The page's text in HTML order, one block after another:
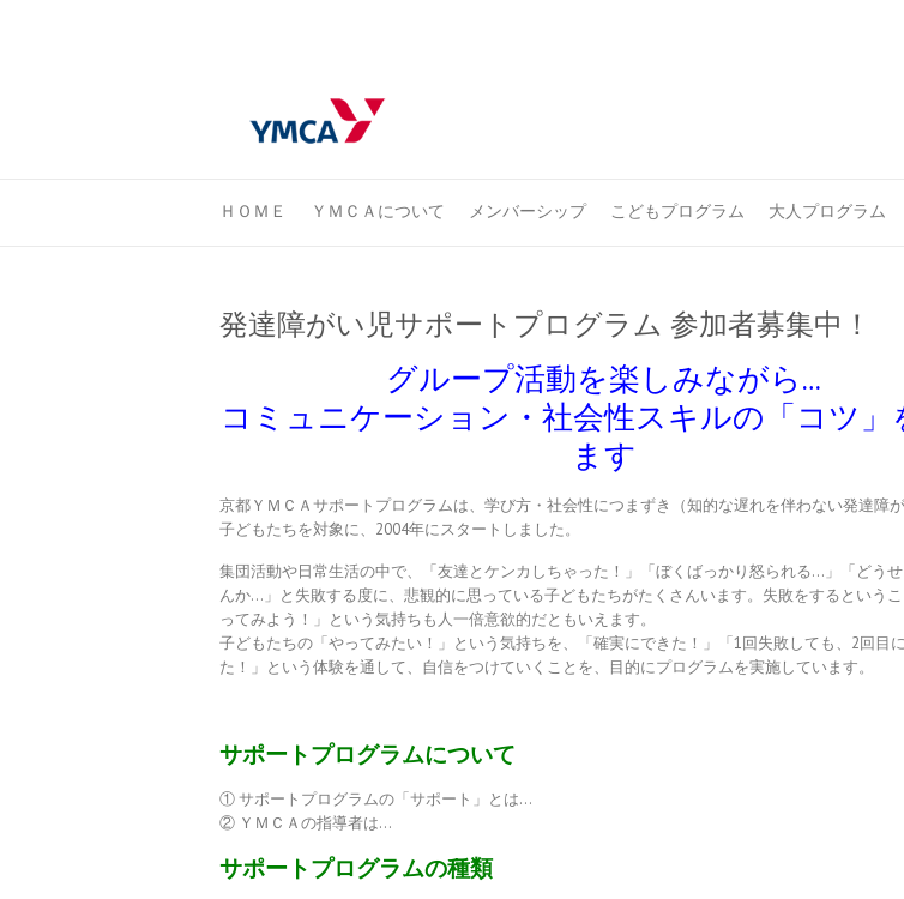
ＨＯＭＥ ＹＭＣＡについて メンバーシップ こどもプログラム 大人プログラム
発達障がい児サポートプログラム 参加者募集中！
グループ活動を楽しみながら…
コミュニケーション・社会性スキルの「コツ」
ます
京都ＹＭＣＡサポートプログラムは、学び方・社会性につまずき（知的な遅れを伴わない発達障
子どもたちを対象に、2004年にスタートしました。
集団活動や日常生活の中で、「友達とケンカしちゃった！」「ぼくばっかり怒られる…」「どう
んか…」と失敗する度に、悲観的に思っている子どもたちがたくさんいます。失敗をするという
ってみよう！」という気持ちも人一倍意欲的だともいえます。
子どもたちの「やってみたい！」という気持ちを、「確実にできた！」「1回失敗しても、2回目
た！」という体験を通して、自信をつけていくことを、目的にプログラムを実施しています。
サポートプログラムについて
① サポートプログラムの「サポート」とは…
② ＹＭＣＡの指導者は…
サポートプログラムの種類